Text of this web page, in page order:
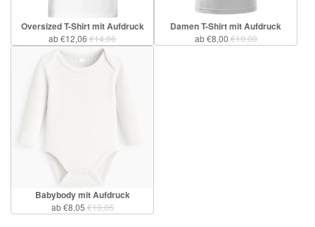
Oversized T-Shirt mit Aufdruck
ab €12,06 €14,06
Damen T-Shirt mit Aufdruck
ab €8,00€10,00
Babybody mit Aufdruck
ab €8,05€10,05